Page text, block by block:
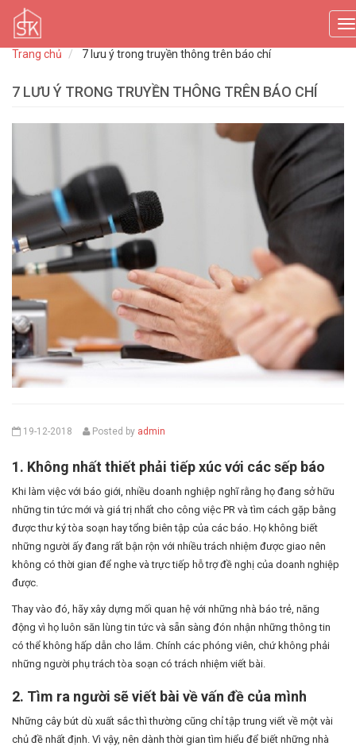
Trang chủ 7 lưu ý trong truyền thông trên báo chí
7 LƯU Ý TRONG TRUYỀN THÔNG TRÊN BÁO CHÍ
19-12-2018 Posted by admin
1. Không nhất thiết phải tiếp xúc với các sếp báo
Khi làm việc với báo giới, nhiều doanh nghiệp nghĩ rằng họ đang sở hữu
những tin tức mới và giá trị nhất cho công việc PR và tìm cách gặp bằng
được thư ký tòa soạn hay tổng biên tập của các báo. Họ không biết
những người ấy đang rất bận rộn với nhiều trách nhiệm được giao nên
không có thời gian để nghe và trực tiếp hỗ trợ đề nghị của doanh nghiệp
được.
Thay vào đó, hãy xây dựng mối quan hệ với những nhà báo trẻ, năng
động vì họ luôn săn lùng tin tức và sẵn sàng đón nhận những thông tin
có thể không hấp dẫn cho lắm. Chính các phóng viên, chứ không phải
những người phụ trách tòa soạn có trách nhiệm viết bài.
2. Tìm ra người sẽ viết bài về vấn đề của mình
Những cây bút dù xuất sắc thì thường cũng chỉ tập trung viết về một vài
chủ đề nhất định. Vì vậy, nên dành thời gian tìm hiểu để biết những nhà